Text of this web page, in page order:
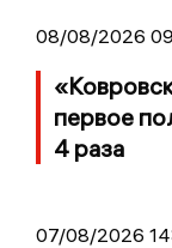
08/08/2026
первое
4 раза
07/08/2026